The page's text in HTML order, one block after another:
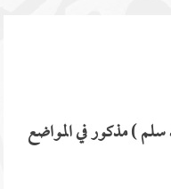
) مذكور في المواضع